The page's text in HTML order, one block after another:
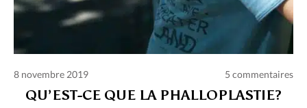
8 novembre 2019 5 commentaires
QU’EST-CE QUE LA PHALLOPLASTIE?